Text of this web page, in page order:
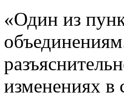
«Один из
изменениях в